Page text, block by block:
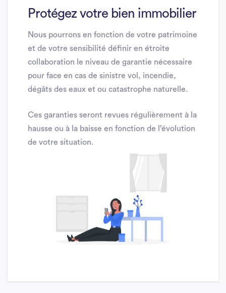
Protégez votre bien immobilier
Nous pourrons en fonction de votre patrimoine
et de votre sensibilité définir en étroite
collaboration le niveau de garantie nécessaire
pour face en cas de sinistre vol, incendie,
dégâts des eaux et ou catastrophe naturelle.
Ces garanties seront revues régulièrement à la
hausse ou à la baisse en fonction de l’évolution
de votre situation.